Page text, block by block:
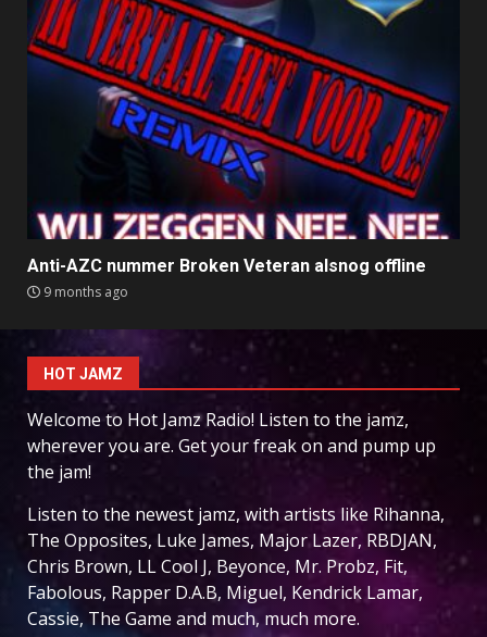
Anti-AZC nummer Broken Veteran alsnog offline
9 months ago
HOT JAMZ
Welcome to Hot Jamz Radio! Listen to the jamz,
wherever you are. Get your freak on and pump up
the jam!
Listen to the newest jamz, with artists like Rihanna,
The Opposites, Luke James, Major Lazer, RBDJAN,
Chris Brown, LL Cool J, Beyonce, Mr. Probz, Fit,
Fabolous, Rapper D.A.B, Miguel, Kendrick Lamar,
Cassie, The Game and much, much more.